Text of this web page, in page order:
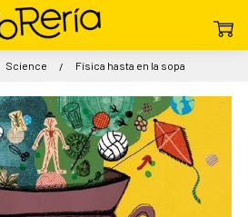
Science Física hasta en la sopa